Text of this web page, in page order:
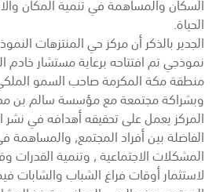
الحياة.
الجدير بالذكر أن مركز حي المنتزهات
نموذجي تم افتتاحه برعاية مستشار خادم
منطقة مكة المكرمة صاحب السمو الملكي
وبشراكة مجتمعة مع مؤسسة سالم بن
المركز يعمل على تحقيقه أهدافه في نشر
الفاضلة بين أفراد المجتمع, والمساهمة
المشكلات الاجتماعية , وتنمية القدرات
لاستثمار أوقات فراغ الشباب والشابات